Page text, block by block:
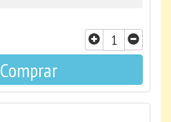
Comprar